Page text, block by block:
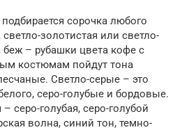
сорочка любого
светло-золотистая или светло-
– рубашки цвета кофе с
костюмам пойдут тона
Светло-серые – это
серо-голубые и бордовые.
серо-голубая, серо-голубой
волна, синий тон, темно-